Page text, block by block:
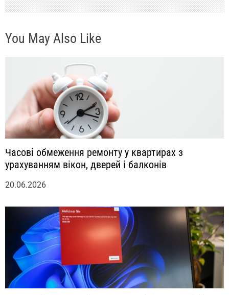
с
я
You May Also Like
Часові обмеження ремонту у квартирах з
урахуванням вікон, дверей і балконів
20.06.2026